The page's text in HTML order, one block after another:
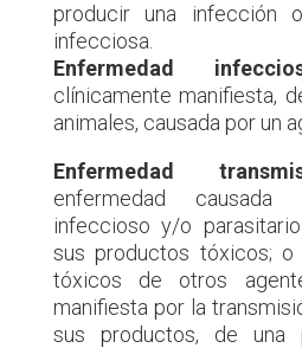
producir una infección
infecciosa.
Enfermedad
clínicamente manifiesta,
animales, causada por un
Enfermedad
enfermedad
infeccioso y/o
sus productos tóxicos;
tóxicos de otros
manifiesta por la
sus productos, de una